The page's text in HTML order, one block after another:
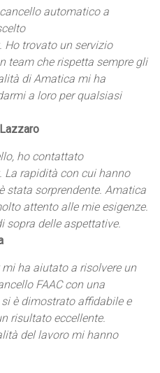
automatico a
Ho trovato un servizio
team che rispetta sempre gli
di Amatica mi ha
a loro per qualsiasi
ho contattato
rapidità con cui hanno
stata sorprendente. Amatica
attento alle mie esigenze.
delle aspettative.
ha aiutato a risolvere un
FAAC con una
è dimostrato affidabile e
risultato eccellente.
del lavoro mi hanno